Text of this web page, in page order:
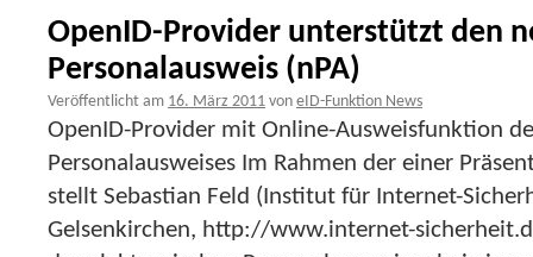
OpenID-Provider unterstützt den
Personalausweis (nPA)
Veröffentlicht am 16. März 2011 von eID-Funktion News
OpenID-Provider mit Online-Ausweisfunktion
Personalausweises Im Rahmen der einer
stellt Sebastian Feld (Institut für Internet-
Gelsenkirchen, http://www.internet-